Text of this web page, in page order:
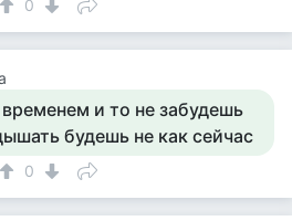
0
и то не забудешь
будешь не как сейчас
0